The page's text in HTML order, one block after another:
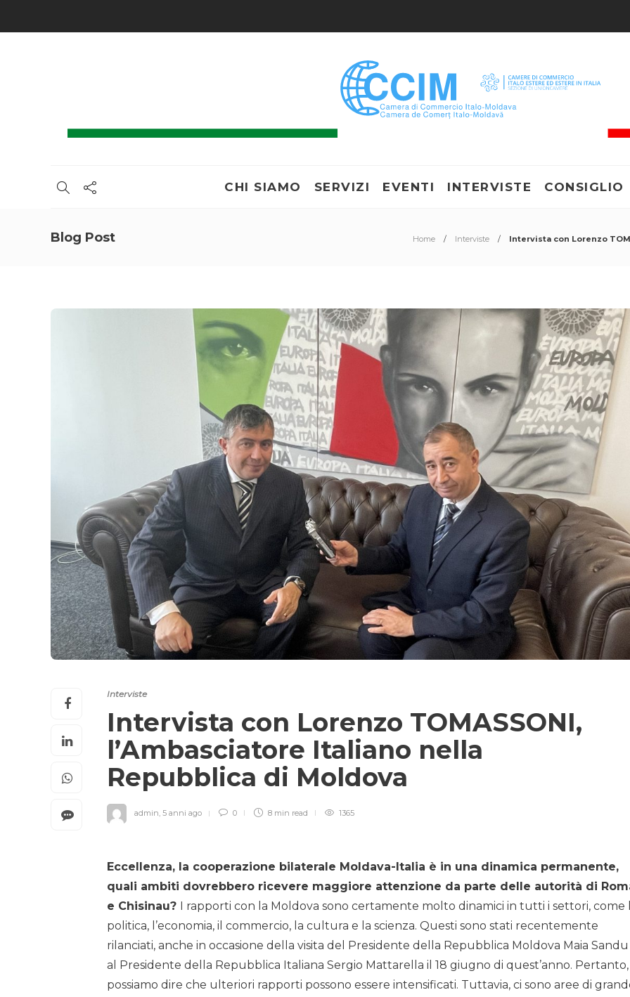
CHI SIAMO SERVIZI EVENTI INTERVISTE CONSIGLIO
Blog Post Home Interviste Intervista con Lorenzo
Interviste
Intervista con Lorenzo TOMASSONI,
l’Ambasciatore Italiano nella
Repubblica di Moldova
admin, 5 anni ago 0 8 min read 1365
Eccellenza, la cooperazione bilaterale Moldava-Italia è in una dinamica permanente,
quali ambiti dovrebbero ricevere maggiore attenzione da parte delle autorità di
e Chisinau? I rapporti con la Moldova sono certamente molto dinamici in tutti i settori, come
politica, l’economia, il commercio, la cultura e la scienza. Questi sono stati recentemente
rilanciati, anche in occasione della visita del Presidente della Repubblica Moldova Maia Sandu
al Presidente della Repubblica Italiana Sergio Mattarella il 18 giugno di quest’anno. Pertanto,
possiamo dire che ulteriori rapporti possono essere intensificati. Tuttavia, ci sono aree di